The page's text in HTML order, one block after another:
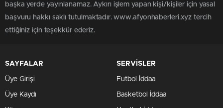
başka yerde yayınlanamaz. Aykırı işlem yapan kişi/kişiler için yasal
başvuru hakkı saklı tutulmaktadır. www.afyonhaberleri.xyz tercih
ettiğiniz için teşekkür ederiz.
SAYFALAR
Üye Girişi
Üye Kaydı
SERVİSLER
Futbol İddaa
Basketbol İddaa